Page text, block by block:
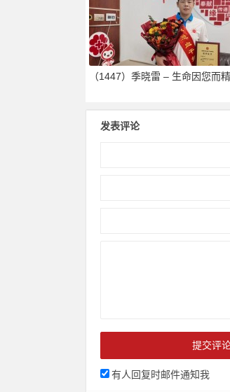
（1447）季晓雷 – 生命因您而
发表评论
有人回复时邮件通知我